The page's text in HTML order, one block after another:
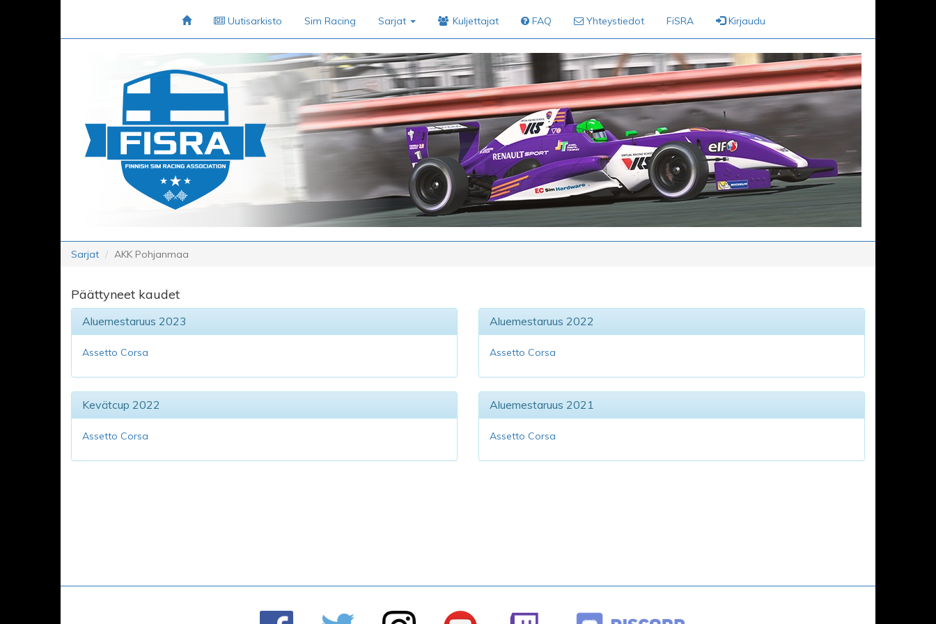
Uutisarkisto Sim Racing Sarjat Kuljettajat FAQ Yhteystiedot FiSRA Kirjaudu
Sarjat AKK Pohjanmaa
Päättyneet kaudet
Aluemestaruus 2023
Assetto Corsa
Aluemestaruus 2022
Assetto Corsa
Kevätcup 2022
Assetto Corsa
Aluemestaruus 2021
Assetto Corsa